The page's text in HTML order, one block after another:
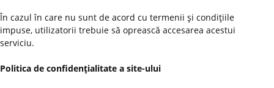
În cazul în care nu sunt de acord cu termenii şi condiţiile
impuse, utilizatorii trebuie să oprească accesarea acestui
serviciu.
Politica de confidenţialitate a site-ului